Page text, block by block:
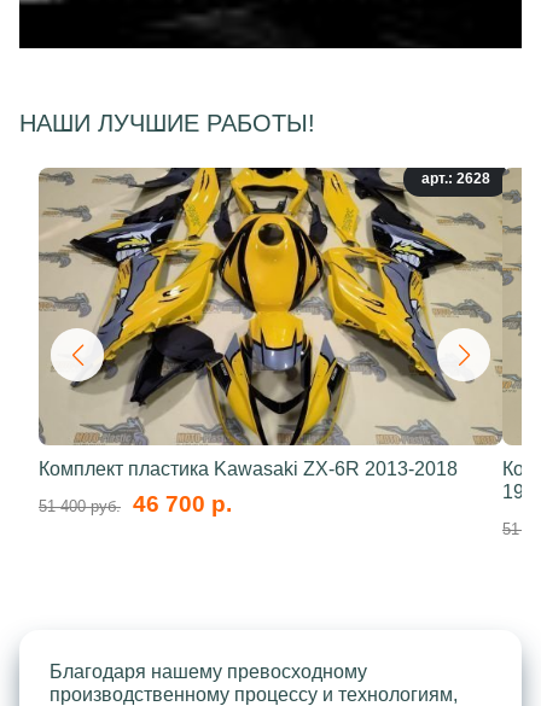
НАШИ ЛУЧШИЕ РАБОТЫ!
арт.: 2628
Комплект пластика Kawasaki ZX-6R 2013-2018
51 400 руб. 46 700 р.
51
Благодаря нашему превосходному
производственному процессу и технологиям,